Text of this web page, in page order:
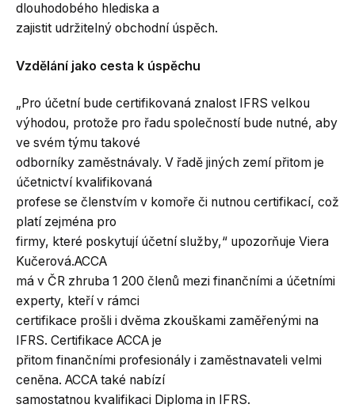
dlouhodobého hlediska a
zajistit udržitelný obchodní úspěch.
Vzdělání jako cesta k úspěchu
„Pro účetní bude certifikovaná znalost IFRS velkou
výhodou, protože pro řadu společností bude nutné, aby
ve svém týmu takové
odborníky zaměstnávaly. V řadě jiných zemí přitom je
účetnictví kvalifikovaná
profese se členstvím v komoře či nutnou certifikací, což
platí zejména pro
firmy, které poskytují účetní služby,“ upozorňuje Viera
Kučerová.ACCA
má v ČR zhruba 1 200 členů mezi finančními a účetními
experty, kteří v rámci
certifikace prošli i dvěma zkouškami zaměřenými na
IFRS. Certifikace ACCA je
přitom finančními profesionály i zaměstnavateli velmi
ceněna. ACCA také nabízí
samostatnou kvalifikaci Diploma in IFRS.